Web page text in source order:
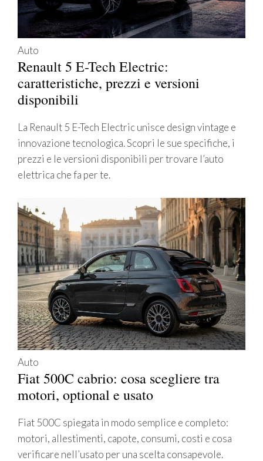
Auto
Renault 5 E-Tech Electric:
caratteristiche, prezzi e versioni
disponibili
La Renault 5 E-Tech Electric unisce design vintage e
innovazione tecnologica. Scopri le sue specifiche, i
prezzi e le versioni disponibili per trovare l’auto
elettrica che fa per te.
Auto
Fiat 500C cabrio: cosa scegliere tra
motori, optional e usato
Fiat 500C spiegata in modo semplice e completo:
motori, allestimenti, capote, consumi, costi e cosa
verificare nell’usato per una scelta consapevole.